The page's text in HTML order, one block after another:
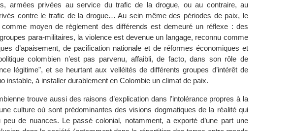
armées privées au service du trafic de la drogue, ou au contraire, au
contre le trafic de la drogue… Au sein même des périodes de paix, le
moyen de règlement des différends est demeuré un réflexe : des
para-militaires, la violence est devenue un langage, reconnu comme
d’apaisement, de pacification nationale et de réformes économiques et
colombien n’est pas parvenu, affaibli, de facto, dans son rôle de
légitime", et se heurtant aux velléités de différents groupes d’intérêt de
instable, à installer durablement en Colombie un climat de paix.
trouve aussi des raisons d’explication dans l’intolérance propres à la
culture où sont prédominantes des visions dogmatiques de la réalité qui
de nuances. Le passé colonial, notamment, a exporté d’une part une